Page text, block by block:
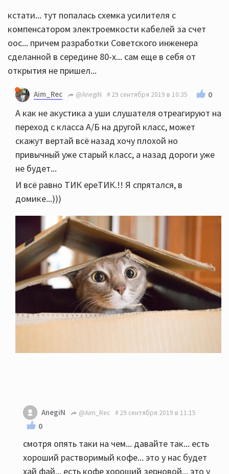
кстати... тут попалась схемка усилителя с
компенсатором электроемкости кабелей за счет
оос... причем разработки Советского инженера
сделанной в середине 80-х... сам еще в себя от
открытия не пришел...
Aim_Rec @AnegiN 29 сентября 2019 в 10:35 0
А как не акустика а уши слушателя отреагируют на
переход с класса А/Б на другой класс, может
скажут вертай всё назад хочу плохой но
привычный уже старый класс, а назад дороги уже
не будет...
И всё равно ТИК ереТИК.!! Я спрятался, в
домике...)))
AnegiN @Aim_Rec 29 сентября 2019 в 11:15
0
смотря опять таки на чем... давайте так... есть
хороший растворимый кофе... это у нас будет
хай фай... есть кофе хороший зерновой... это у